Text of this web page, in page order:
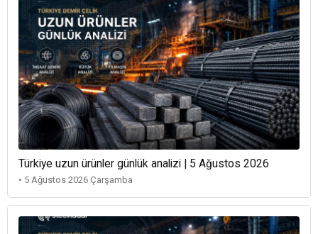
Türkiye uzun ürünler günlük analizi | 5 Ağustos 2026
• 5 Ağustos 2026 Çarşamba